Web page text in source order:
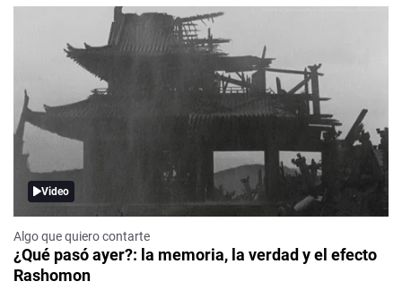
Video
Algo que quiero contarte
¿Qué pasó ayer?: la memoria, la verdad y el efecto
Rashomon